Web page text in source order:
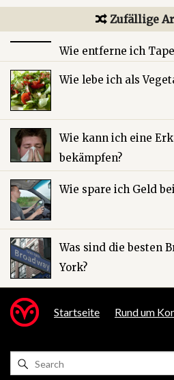
Zufällige
Wie entferne ich
Wie lebe ich als
Wie kann ich eine
bekämpfen?
Wie spare ich Geld
Was sind die besten
York?
Startseite Rund um